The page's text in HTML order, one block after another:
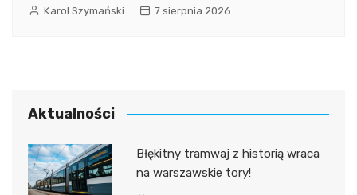
Karol Szymański 7 sierpnia 2026
Aktualności
Błękitny tramwaj z historią wraca
na warszawskie tory!